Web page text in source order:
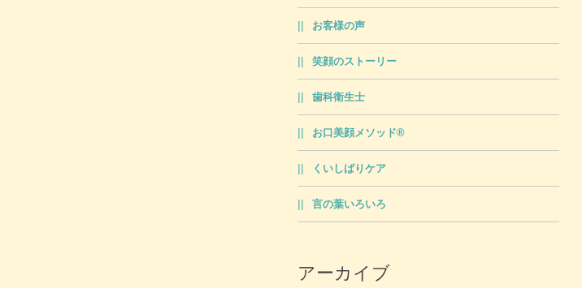
お客様の声
笑顔のストーリー
歯科衛生士
お口美顔メソッド®
くいしばりケア
言の葉いろいろ
アーカイブ